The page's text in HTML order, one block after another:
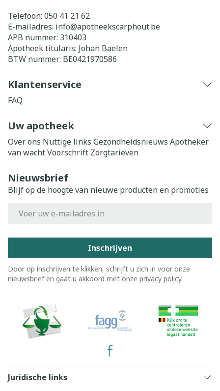
Telefoon: 050 41 21 62
E-mailadres: info@apotheekscarphout.be
APB nummer: 310403
Apotheek titularis: Johan Baelen
BTW nummer: BE0421970586
Klantenservice
FAQ
Uw apotheek
Over ons Nuttige links Gezondheidsnieuws Apotheker
van wachtVoorschrift Zorgtarieven
Nieuwsbrief
Blijf op de hoogte van nieuwe producten en promoties
Inschrijven
Door op inschrijven te klikken, schrijft u zich in voor onze
nieuwsbrief en gaat u akkoord met onze privacy policy.
Juridische links